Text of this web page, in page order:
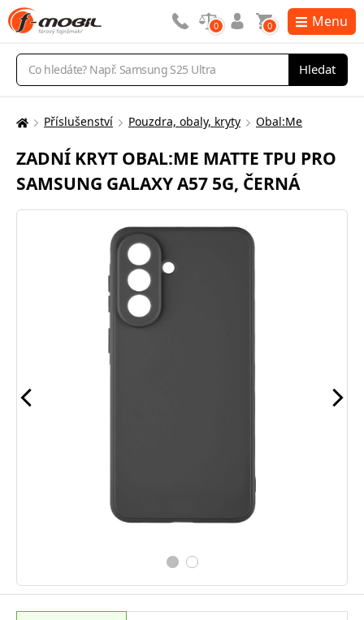
Vyhledávání
Hledat
0 0 Menu
Zde
nacházíte:
Příslušenství Pouzdra, obaly, kryty Obal:Me
ZADNÍ KRYT OBAL:ME MATTE TPU PRO
SAMSUNG GALAXY A57 5G, ČERNÁ